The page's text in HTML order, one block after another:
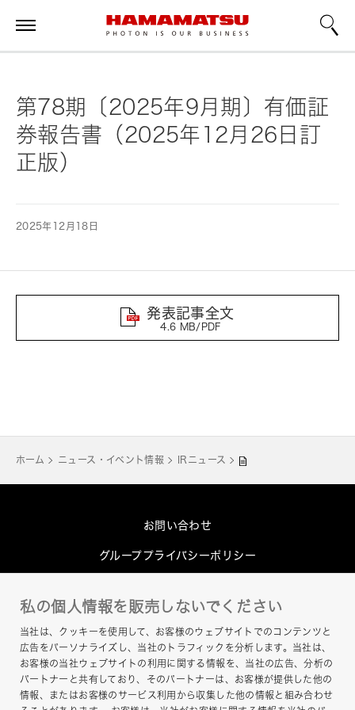
第78期〔2025年9月期〕有価証
券報告書（2025年12月26日訂
正版）
2025年12月18日
発表記事全文
4.6 MB/PDF
ホーム ニュース・イベント情報 IRニュース
お問い合わせ
グループプライバシーポリシー
このサイトについて
ヘルプ
サイトマップ
私の個人情報を販売しないでください
当社は、クッキーを使用して、お客様のウェブサイトでのコンテンツと
広告をパーソナライズし、当社のトラフィックを分析します。当社は、
お客様の当社ウェブサイトの利用に関する情報を、当社の広告、分析の
パートナーと共有しており、そのパートナーは、お客様が提供した他の
情報、またはお客様のサービス利用から収集した他の情報と組み合わせ